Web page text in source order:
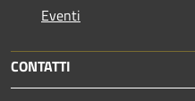
Eventi
CONTATTI